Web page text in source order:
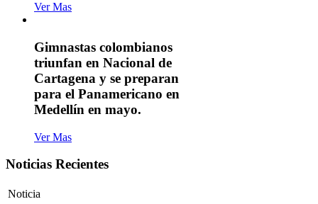
Ver Mas
Gimnastas colombianos
triunfan en Nacional de
Cartagena y se preparan
para el Panamericano en
Medellín en mayo.
Ver Mas
Noticias Recientes
Noticia